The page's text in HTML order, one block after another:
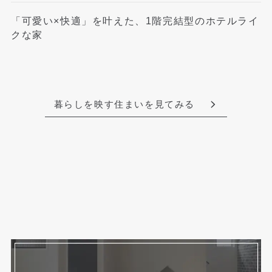
「可愛い×快適」を叶えた、1階完結型のホテルライ
クな家
暮らしを映す住まいを見てみる